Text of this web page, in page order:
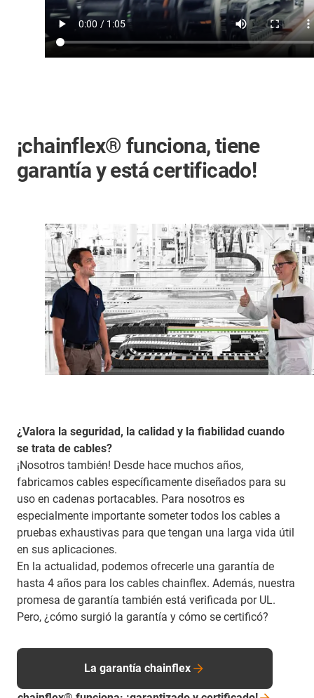
¡chainflex® funciona, tiene
garantía y está certificado!
¿Valora la seguridad, la calidad y la fiabilidad cuando
se trata de cables?
¡Nosotros también! Desde hace muchos años,
fabricamos cables específicamente diseñados para su
uso en cadenas portacables. Para nosotros es
especialmente importante someter todos los cables a
pruebas exhaustivas para que tengan una larga vida útil
en sus aplicaciones.
En la actualidad, podemos ofrecerle una garantía de
hasta 4 años para los cables chainflex. Además, nuestra
promesa de garantía también está verificada por UL.
Pero, ¿cómo surgió la garantía y cómo se certificó?
La garantía chainflex